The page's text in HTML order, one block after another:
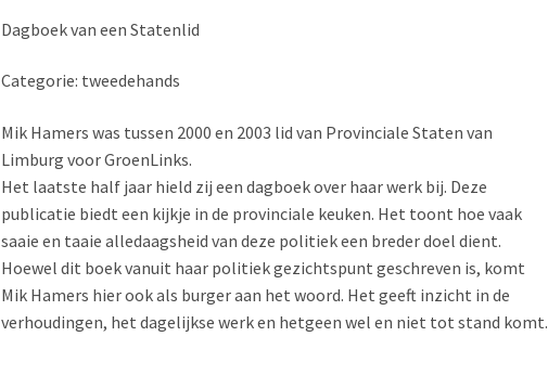
Dagboek van een Statenlid
Categorie: tweedehands
Mik Hamers was tussen 2000 en 2003 lid van Provinciale Staten van
Limburg voor GroenLinks.
Het laatste half jaar hield zij een dagboek over haar werk bij. Deze
publicatie biedt een kijkje in de provinciale keuken. Het toont hoe vaak
saaie en taaie alledaagsheid van deze politiek een breder doel dient.
Hoewel dit boek vanuit haar politiek gezichtspunt geschreven is, komt
Mik Hamers hier ook als burger aan het woord. Het geeft inzicht in de
verhoudingen, het dagelijkse werk en hetgeen wel en niet tot stand komt.